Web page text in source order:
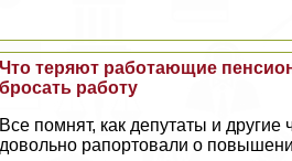
Что теряют работающие
бросать работу
Все помнят, как депутаты и другие
довольно рапортовали о